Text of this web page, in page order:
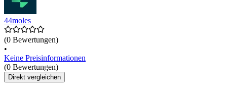
44moles
(0 Bewertungen)
•
Keine Preisinformationen
(0 Bewertungen)
Direkt vergleichen